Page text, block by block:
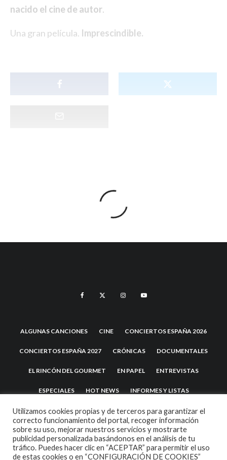
nacido el cine de autor.
Una gran película. Imprescindible.
ALGUNAS CANCIONES CINE CONCIERTOS ESPAÑA 2026
CONCIERTOS ESPAÑA 2027 CRÓNICAS DOCUMENTALES
EL RINCÓN DEL GOURMET EN PAPEL ENTREVISTAS
ESPECIALES HOT NEWS INFORMES Y LISTAS
LA TRASTIENDA MIS DISCOS Y YO NOTICIAS OPINIÓN
REVIEWS TEATRO TU DISCO ME SUENA
Utilizamos cookies propias y de terceros para garantizar el
correcto funcionamiento del portal, recoger información
sobre su uso, mejorar nuestros servicios y mostrarte
publicidad personalizada basándonos en el análisis de tu
tráfico. Puedes hacer clic en “ACEPTAR” para permitir el uso
de estas cookies o en “CONFIGURACIÓN DE COOKIES”